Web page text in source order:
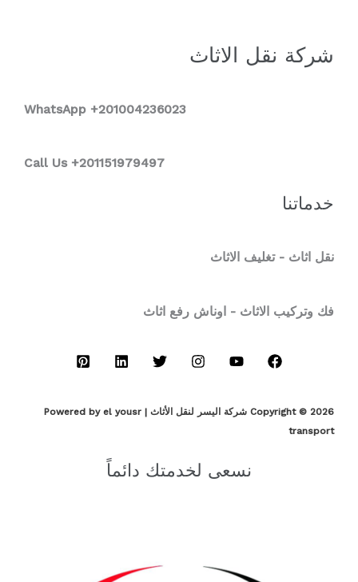
شركة نقل الاثاث
WhatsApp +201004236023
Call Us +201151979497
خدماتنا
نقل اثاث - تغليف الاثاث
فك وتركيب الاثاث - اوناش رفع اثاث
Copyright © 2026 شركة اليسر لنقل الأثاث | Powered by el yousr
transport
نسعى لخدمتك دائماً